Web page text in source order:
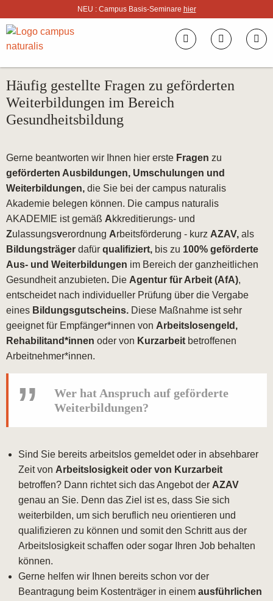
NEU : Campus Basis-Seminare hier
Häufig gestellte Fragen zu geförderten
Weiterbildungen im Bereich
Gesundheitsbildung
Gerne beantworten wir Ihnen hier erste Fragen zu
geförderten Ausbildungen, Umschulungen und
Weiterbildungen, die Sie bei der campus naturalis
Akademie belegen können. Die campus naturalis
AKADEMIE ist gemäß Akkreditierungs- und
Zulassungsverordnung Arbeitsförderung - kurz AZAV, als
Bildungsträger dafür qualifiziert, bis zu 100% geförderte
Aus- und Weiterbildungen im Bereich der ganzheitlichen
Gesundheit anzubieten. Die Agentur für Arbeit (AfA),
entscheidet nach individueller Prüfung über die Vergabe
eines Bildungsgutscheins. Diese Maßnahme ist sehr
geeignet für Empfänger*innen von Arbeitslosengeld,
Rehabilitand*innen oder von Kurzarbeit betroffenen
Arbeitnehmer*innen.
Wer hat Anspruch auf geförderte
Weiterbildungen?
Sind Sie bereits arbeitslos gemeldet oder in absehbarer
Zeit von Arbeitslosigkeit oder von Kurzarbeit
betroffen? Dann richtet sich das Angebot der AZAV
genau an Sie. Denn das Ziel ist es, dass Sie sich
weiterbilden, um sich beruflich neu orientieren und
qualifizieren zu können und somit den Schritt aus der
Arbeitslosigkeit schaffen oder sogar Ihren Job behalten
können.
Gerne helfen wir Ihnen bereits schon vor der
Beantragung beim Kostenträger in einem ausführlichen